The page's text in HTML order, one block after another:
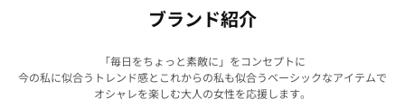
ブランド紹介
「毎日をちょっと素敵に」をコンセプトに
今の私に似合うトレンド感とこれからの私も似合うベーシックなアイテムで
オシャレを楽しむ大人の女性を応援します。